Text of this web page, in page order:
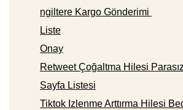
ngiltere Kargo Gönderimi
Liste
Onay
Retweet Çoğaltma Hilesi Parasız
Sayfa Listesi
Tiktok Izlenme Arttırma Hilesi